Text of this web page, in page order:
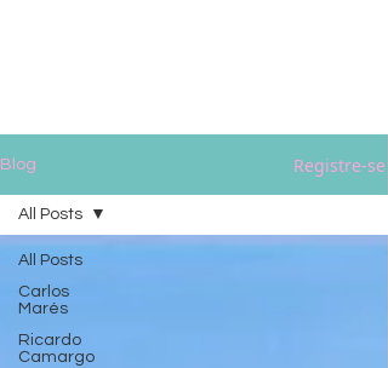
Blog Registre-se
All Posts
Carlos
Marés
Ricardo
Camargo
All Posts